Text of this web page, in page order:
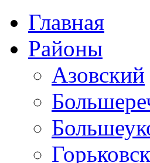
Главная
Районы
Азовский